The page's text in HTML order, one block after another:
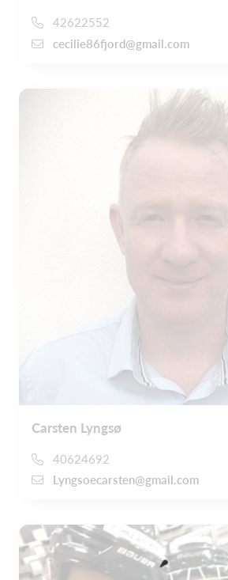
42622552
cecilie86fjord@gmail.com
Carsten Lyngsø
40624692
Lyngsoecarsten@gmail.com